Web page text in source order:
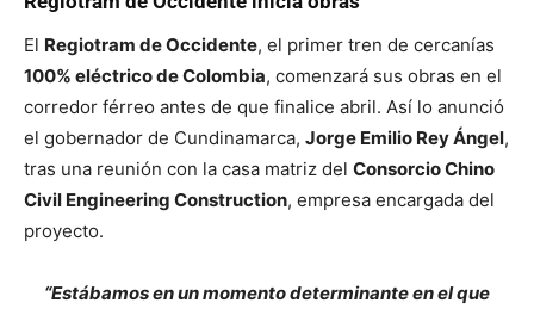
El Regiotram de Occidente, el primer tren de cercanías
100% eléctrico de Colombia, comenzará sus obras en el
corredor férreo antes de que finalice abril. Así lo anunció
el gobernador de Cundinamarca, Jorge Emilio Rey Ángel,
tras una reunión con la casa matriz del Consorcio Chino
Civil Engineering Construction, empresa encargada del
proyecto.
“Estábamos en un momento determinante en el que